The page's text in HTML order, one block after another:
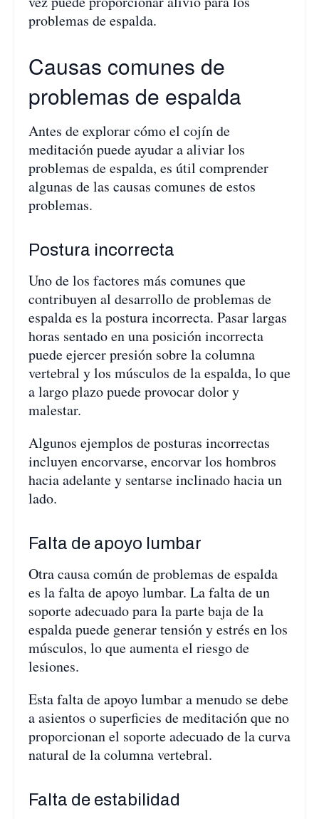
problemas de espalda.
Causas comunes de
problemas de espalda
Antes de explorar cómo el cojín de
meditación puede ayudar a aliviar los
problemas de espalda, es útil comprender
algunas de las causas comunes de estos
problemas.
Postura incorrecta
Uno de los factores más comunes que
contribuyen al desarrollo de problemas de
espalda es la postura incorrecta. Pasar largas
horas sentado en una posición incorrecta
puede ejercer presión sobre la columna
vertebral y los músculos de la espalda, lo que
a largo plazo puede provocar dolor y
malestar.
Algunos ejemplos de posturas incorrectas
incluyen encorvarse, encorvar los hombros
hacia adelante y sentarse inclinado hacia un
lado.
Falta de apoyo lumbar
Otra causa común de problemas de espalda
es la falta de apoyo lumbar. La falta de un
soporte adecuado para la parte baja de la
espalda puede generar tensión y estrés en los
músculos, lo que aumenta el riesgo de
lesiones.
Esta falta de apoyo lumbar a menudo se debe
a asientos o superficies de meditación que no
proporcionan el soporte adecuado de la curva
natural de la columna vertebral.
Falta de estabilidad